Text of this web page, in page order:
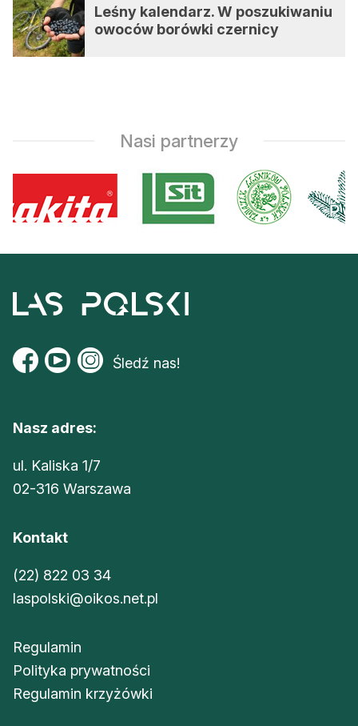
Leśny kalendarz. W poszukiwaniu
owoców borówki czernicy
Nasi partnerzy
Śledź nas!
Nasz adres:
ul. Kaliska 1/7
02-316 Warszawa
Kontakt
(22) 822 03 34
laspolski@oikos.net.pl
Regulamin
Polityka prywatności
Regulamin krzyżówki